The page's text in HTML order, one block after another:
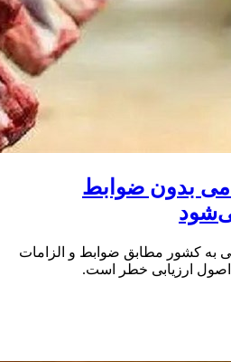
بدون ضوابط
به کشور مطابق ضوابط و الزامات
اصول ارزیابی خطر است.